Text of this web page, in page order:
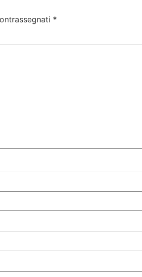
*